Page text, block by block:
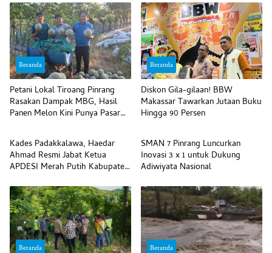
Beranda
Petani Lokal Tiroang Pinrang
Rasakan Dampak MBG, Hasil
Panen Melon Kini Punya Pasar
Beranda
Diskon Gila-gilaan! BBW
Makassar Tawarkan Jutaan Buku
Hingga 90 Persen
Beranda
Kades Padakkalawa, Haedar
Ahmad Resmi Jabat Ketua
APDESI Merah Putih Kabupaten
Beranda
SMAN 7 Pinrang Luncurkan
Inovasi 3 x 1 untuk Dukung
Adiwiyata Nasional
Beranda Beranda